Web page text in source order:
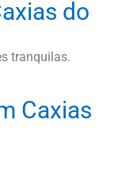
do
tranquilas.
Caxias